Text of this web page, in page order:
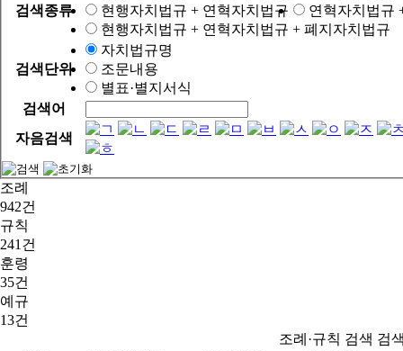
검색종류
현행자치법규 + 연혁자치법규
연혁자치법규
현행자치법규 + 연혁자치법규 + 폐지자치법규
검색단위
자치법규명
조문내용
별표·별지서식
검색어
자음검색
조례
942건
규칙
241건
훈령
35건
예규
13건
조례·규칙 검색 검